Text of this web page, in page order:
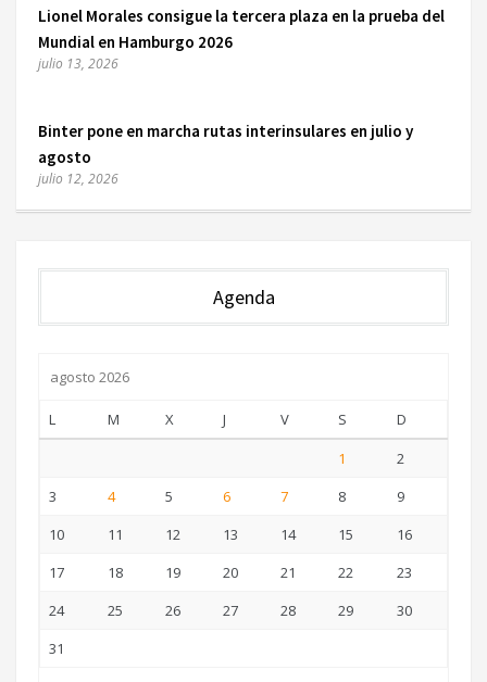
Lionel Morales consigue la tercera plaza en la prueba del
Mundial en Hamburgo 2026
julio 13, 2026
Binter pone en marcha rutas interinsulares en julio y
agosto
julio 12, 2026
Agenda
agosto 2026
L M X J V S
D
1
2
3
4 5 6 7 8
9
10
11 12 13 14 15
16
17
18 19 20 21 22
23
24
25 26 27 28 29
30
31